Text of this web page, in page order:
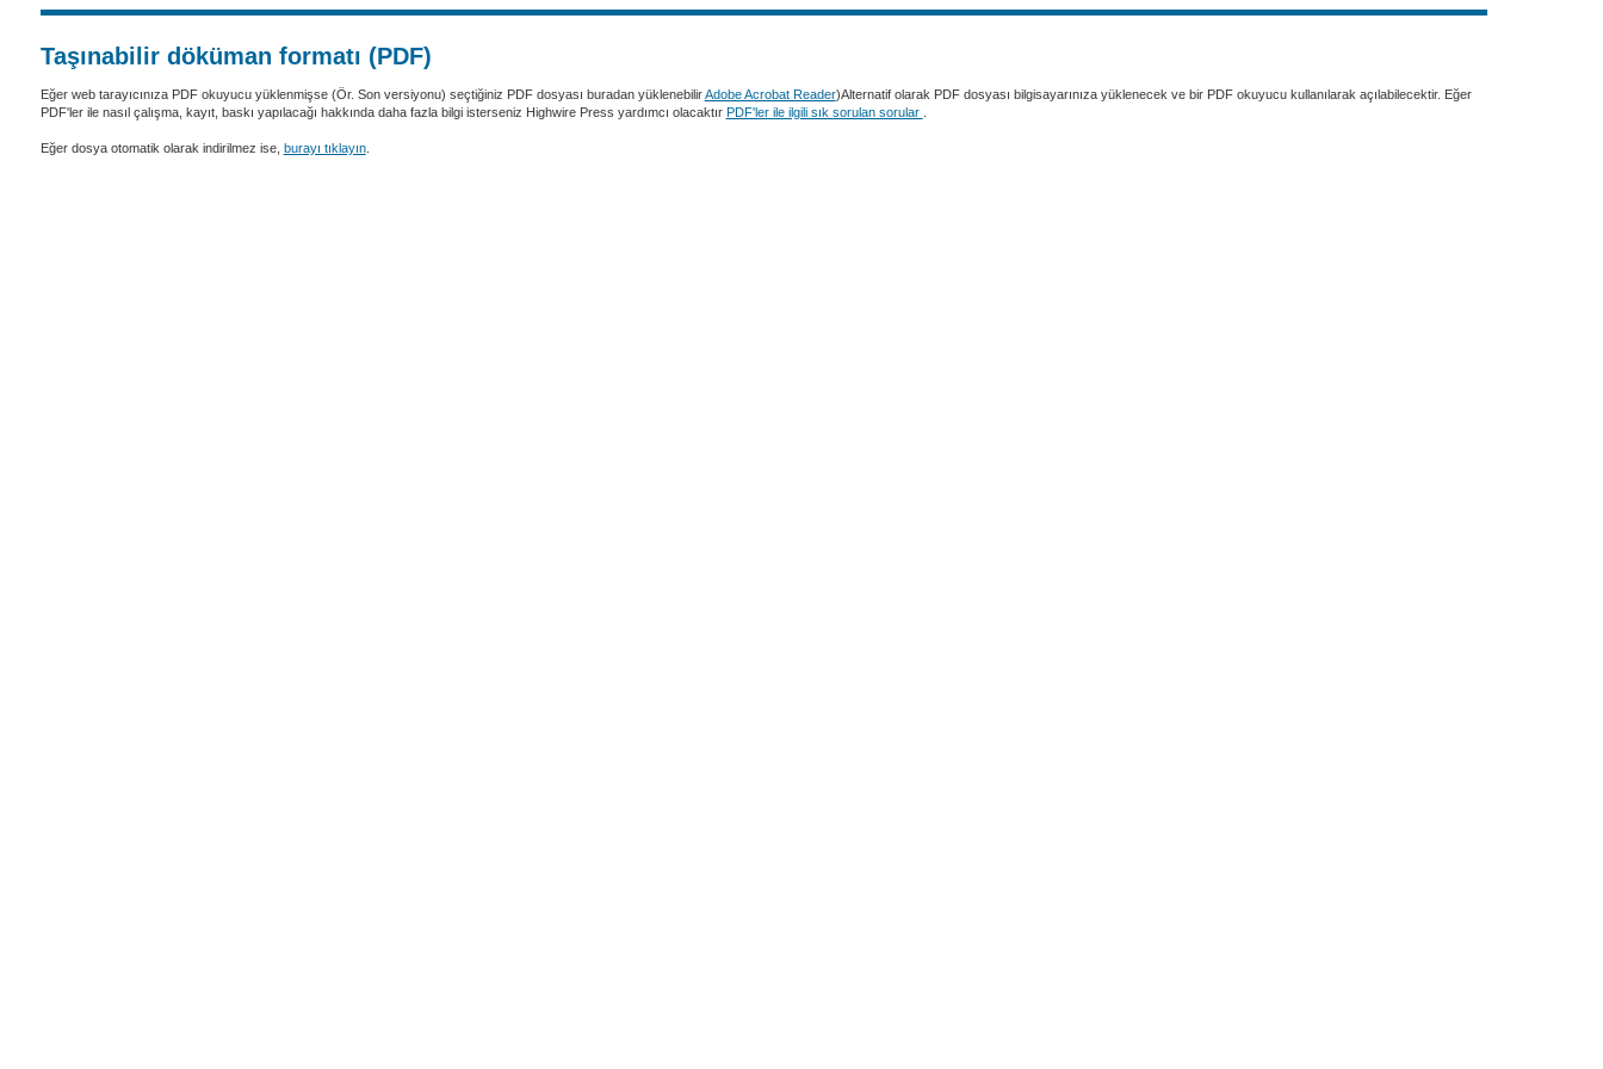
Taşınabilir döküman formatı (PDF)
Eğer web tarayıcınıza PDF okuyucu yüklenmişse (Ör. Son versiyonu) seçtiğiniz PDF dosyası buradan yüklenebilirAdobe Acrobat Reader)Alternatif olarak PDF dosyası bilgisayarınıza yüklenecek ve bir PDF okuyucu kullanılarak açılabilecektir. Eğer
PDF'ler ile nasıl çalışma, kayıt, baskı yapılacağı hakkında daha fazla bilgi isterseniz Highwire Press yardımcı olacaktır PDF'ler ile ilgili sık sorulan sorular
Eğer dosya otomatik olarak indirilmez ise, burayı tıklayın.